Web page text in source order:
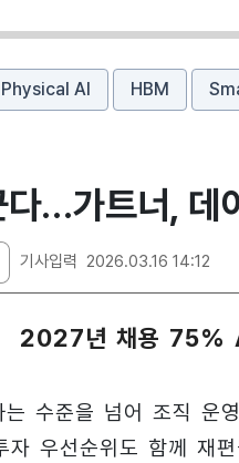
Physical AI HBM
…가트너, 데
기사입력 2026.03.16 14:12
2027년 채용 75%
수준을 넘어 조직 운
우선순위도 함께 재